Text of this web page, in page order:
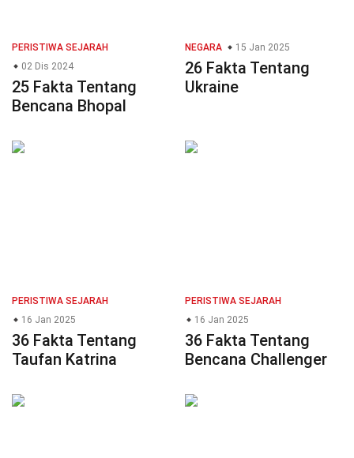
PERISTIWA SEJARAH
02 Dis 2024
25 Fakta Tentang
Bencana Bhopal
NEGARA 15 Jan 2025
26 Fakta Tentang
Ukraine
PERISTIWA SEJARAH
16 Jan 2025
36 Fakta Tentang
Taufan Katrina
PERISTIWA SEJARAH
16 Jan 2025
36 Fakta Tentang
Bencana Challenger